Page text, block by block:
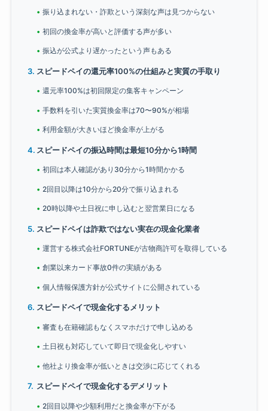
振り込まれない・詐欺という深刻な声は見つからない
初回の換金率が高いと評価する声が多い
振込が公式より遅かったという声もある
スピードペイの還元率100%の仕組みと実質の手取り
還元率100%は初回限定の集客キャンペーン
手数料を引いた実質換金率は70〜90%が相場
利用金額が大きいほど換金率が上がる
スピードペイの振込時間は最短10分から1時間
初回は本人確認があり30分から1時間かかる
2回目以降は10分から20分で振り込まれる
20時以降や土日祝に申し込むと翌営業日になる
スピードペイは詐欺ではない実在の現金化業者
運営する株式会社FORTUNEが古物商許可を取得している
創業以来カード事故0件の実績がある
個人情報保護方針が公式サイトに公開されている
スピードペイで現金化するメリット
審査も在籍確認もなくスマホだけで申し込める
土日祝も対応していて即日で現金化しやすい
他社より換金率が低いときは交渉に応じてくれる
スピードペイで現金化するデメリット
2回目以降や少額利用だと換金率が下がる